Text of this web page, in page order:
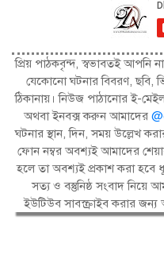
প্রিয় পাঠকবৃন্দ, স্বভাবতই আপনি
যেকোনো ঘটনার বিবরণ, ছবি,
ঠিকানায়। নিউজ পাঠানোর ই-
অথবা ইনবক্স করুন আমাদের
ঘটনার স্থান, দিন, সময় উল্লেখ
ফোন নম্বর অবশ্যই আমাদের
হলে তা অবশ্যই প্রকাশ করা
সত্য ও বস্তুনিষ্ঠ সংবাদ
ইউটিউব সাবস্ক্রাইব করার